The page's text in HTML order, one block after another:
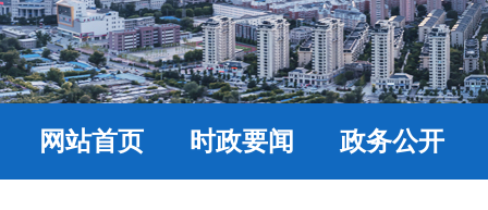
网站首页 时政要闻 政务公开